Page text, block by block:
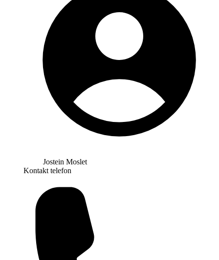
Jostein Moslet
Kontakt telefon